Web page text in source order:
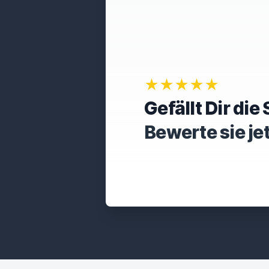
★★★★★
Gefällt Dir die
Bewerte sie